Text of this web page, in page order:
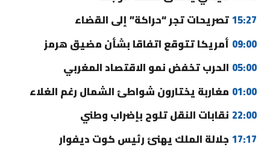
15:27تصريحات تجر “حراكة” إلى القضاء
09:00 أمريكا تتوقع اتفاقا بشأن مضيق هرمز
05:00 الحرب تخفض نمو الاقتصاد المغربي
01:00 مغاربة يختارون شواطئ الشمال رغم الغلاء
22:00 نقابات النقل تلوح بإضراب وطني
17:17 جلالة الملك يهنئ رئيس كوت ديفوار